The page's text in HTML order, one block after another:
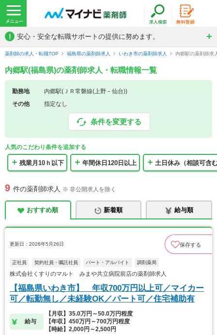
! 安心・安全な転職サポートの提供に努めます。
薬剤師の求人・転職TOP 福島県の薬剤師求人 いわき市の薬剤師求人 内郷駅の薬剤師求
内郷駅(福島県)の薬剤師求人・転職情報一覧
勤務地
内郷駅(ＪＲ常磐線(上野－仙台))
その他
指定なし
条件を変更する
人気のこだわり条件を追加する
残業月10ｈ以下 年間休日120日以上 土日休み（相談可含
9 件の薬剤師求人 ※ 非公開求人を除く
おすすめ順 新着順 給与順
更新日：2026年5月26日 保存する
正社員 契約社員・嘱託社員 パート・アルバイト 調剤薬局
株式会社くすりのマルト みまや共立病院前店の薬剤師求人
【福島県いわき市】 年収700万円以上可／マイカー
可／転勤無し／未経験OK／パート可／住宅補助有
給与
【月収】35.0万円～50.0万円程度
【年収】450万円～700万円程度
【時給】2,000円～2,500円